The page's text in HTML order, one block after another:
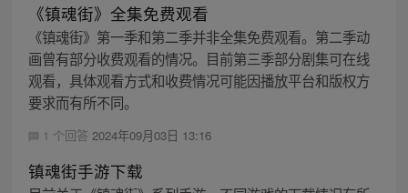
《镇魂街》全集免费观看
《镇魂街》第一季和第二季并非全集免费观看。第二季动
画曾有部分收费观看的情况。目前第三季部分剧集可在线
观看，具体观看方式和收费情况可能因播放平台和版权方
要求而有所不同。
1 个回答 2024年09月03日 13:16
镇魂街手游下载